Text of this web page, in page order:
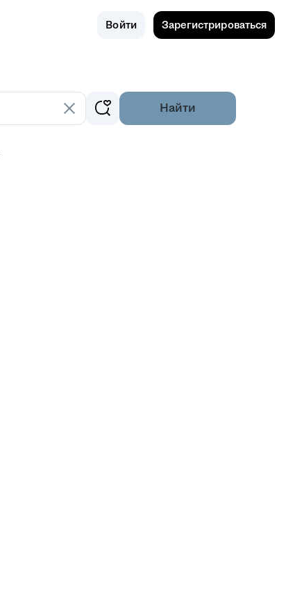
Войти Зарегистрироваться
Найти